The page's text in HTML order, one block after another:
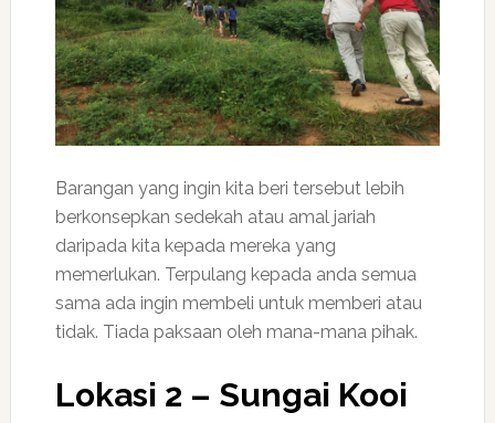
Barangan yang ingin kita beri tersebut lebih
berkonsepkan sedekah atau amal jariah
daripada kita kepada mereka yang
memerlukan. Terpulang kepada anda semua
sama ada ingin membeli untuk memberi atau
tidak. Tiada paksaan oleh mana-mana pihak.
Lokasi 2 – Sungai Kooi